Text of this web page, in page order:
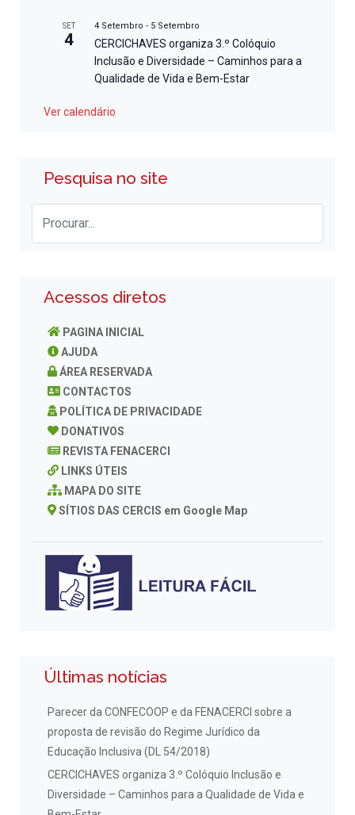
SET
4
4 Setembro - 5 Setembro
CERCICHAVES organiza 3.º Colóquio
Inclusão e Diversidade – Caminhos para a
Qualidade de Vida e Bem-Estar
Ver calendário
Pesquisa no site
Acessos diretos
PAGINA INICIAL
AJUDA
ÁREA RESERVADA
CONTACTOS
POLÍTICA DE PRIVACIDADE
DONATIVOS
REVISTA FENACERCI
LINKS ÚTEIS
MAPA DO SITE
SÍTIOS DAS CERCIS em Google Map
Últimas notícias
Parecer da CONFECOOP e da FENACERCI sobre a
proposta de revisão do Regime Jurídico da
Educação Inclusiva (DL 54/2018)
CERCICHAVES organiza 3.º Colóquio Inclusão e
Diversidade – Caminhos para a Qualidade de Vida e